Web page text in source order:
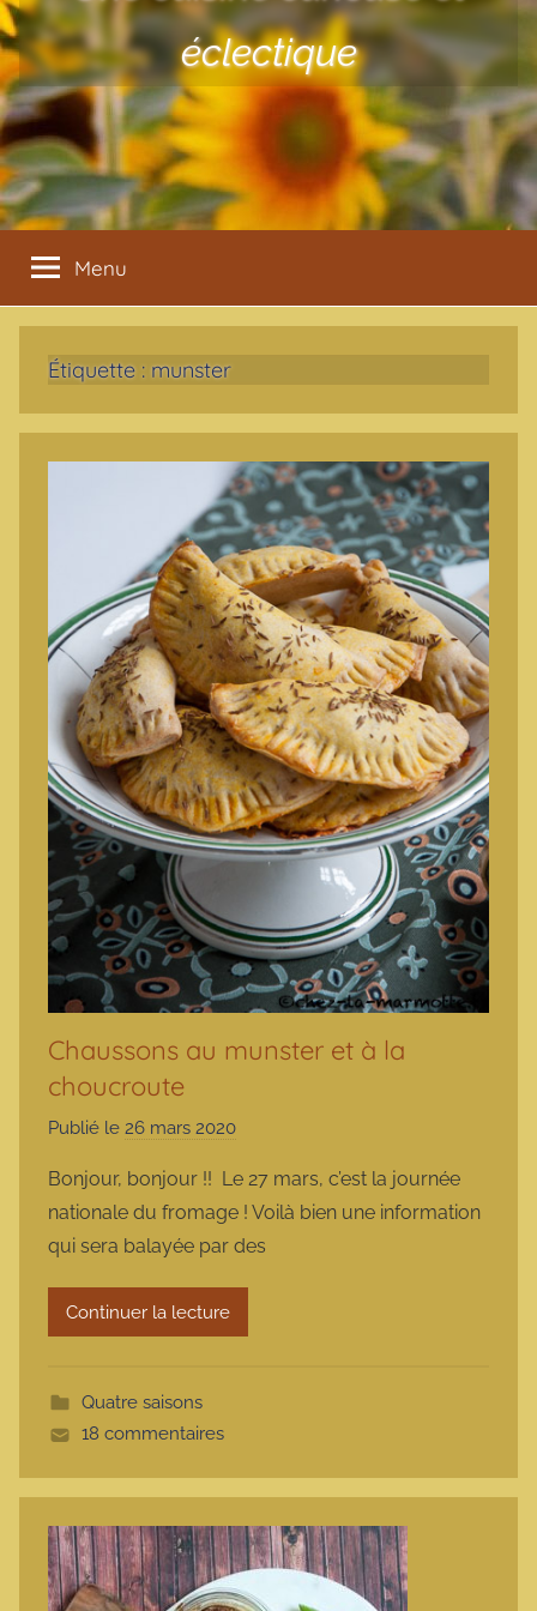
éclectique
Menu
Étiquette : munster
Chaussons au munster et à la
choucroute
Publié le 26 mars 2020
r
m
a
r
Bonjour, bonjour !! Le 27 mars, c’est la journée
nationale du fromage ! Voilà bien une information
qui sera balayée par des
Continuer la lecture
Quatre saisons
18 commentaires